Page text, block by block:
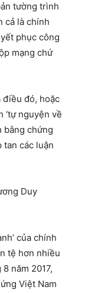
tường trình
cả là chính
phục công
mạng chứ
điều đó, hoặc
nguyện về
bằng chứng
tan các luận
Duy
của chính
tệ hơn nhiều
năm 2017,
Việt Nam